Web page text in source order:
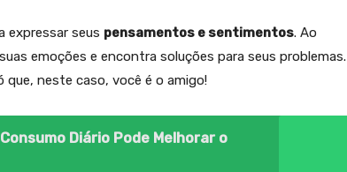
expressar seus pensamentos e sentimentos. Ao
emoções e encontra soluções para seus problemas.
que, neste caso, você é o amigo!
Consumo Diário Pode Melhorar o